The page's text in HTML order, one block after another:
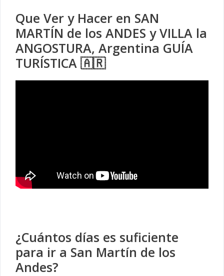
Que Ver y Hacer en SAN
MARTÍN de los ANDES y VILLA la
ANGOSTURA, Argentina GUÍA
TURÍSTICA 🇦🇷
¿Cuántos días es suficiente
para ir a San Martín de los
Andes?